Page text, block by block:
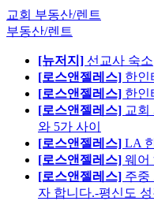
교회 부동산/렌트
부동산/렌트
[뉴저지] 선교사 숙소
[로스앤젤레스] 한인
[로스앤젤레스] 한인
[로스앤젤레스] 교회
와 5가 사이
[로스앤젤레스] LA
[로스앤젤레스] 웨어
[로스앤젤레스] 주중
자 합니다.-평신도